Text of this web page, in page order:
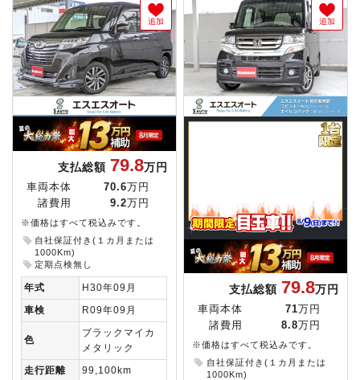
追加
支払総額 79.8万円
車両本体 70.6万円
諸費用
9.2万円
※価格はすべて税込みです。
自社保証付き(１カ月または
1000Km)
定期点検無し
年式
H30年09月
車検
R09年09月
色
ブラックマイカ
メタリック
走行距離
99,100km
追加
支払総額 79.8万円
車両本体 71万円
諸費用
8.8万円
※価格はすべて税込みです。
自社保証付き(１カ月または
1000Km)